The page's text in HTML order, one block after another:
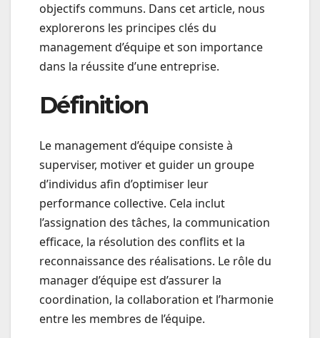
objectifs communs. Dans cet article, nous
explorerons les principes clés du
management d’équipe et son importance
dans la réussite d’une entreprise.
Définition
Le management d’équipe consiste à
superviser, motiver et guider un groupe
d’individus afin d’optimiser leur
performance collective. Cela inclut
l’assignation des tâches, la communication
efficace, la résolution des conflits et la
reconnaissance des réalisations. Le rôle du
manager d’équipe est d’assurer la
coordination, la collaboration et l’harmonie
entre les membres de l’équipe.